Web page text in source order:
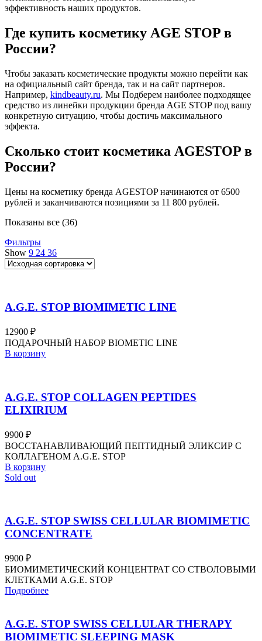
эффективность наших продуктов.
Где купить косметику AGE STOP в
России?
Чтобы заказать косметические продукты можно перейти как
на официальный сайт бренда, так и на сайт партнеров.
Например, kindbeauty.ru. Мы Подберем наиболее подходящее
средство из линейки продукции бренда AGE STOP под вашу
конкретную ситуацию, чтобы достичь максимального
эффекта.
Сколько стоит косметика AGESTOP в
России?
Цены на косметику бренда AGESTOP начинаются от 6500
рублей и заканчиваются позициями за 11 800 рублей.
Показаны все (36)
Фильтры
Show 9 24 36
A.G.E. STOP BIOMIMETIC LINE
12900 ₽
ПОДАРОЧНЫЙ НАБОР BIOMETIC LINE
В корзину
A.G.E. STOP COLLAGEN PEPTIDES
ELIXIRIUM
9900 ₽
ВОССТАНАВЛИВАЮЩИЙ ПЕПТИДНЫЙ ЭЛИКСИР С
КОЛЛАГЕНОМ A.G.E. STOP
В корзину
Sold out
A.G.E. STOP SWISS CELLULAR BIOMIMETIC
CONCENTRATE
9900 ₽
БИОМИМЕТИЧЕСКИЙ КОНЦЕНТРАТ СО СТВОЛОВЫМИ
КЛЕТКАМИ A.G.E. STOP
Подробнее
A.G.E. STOP SWISS CELLULAR THERAPY
BIOMIMETIC SLEEPING MASK